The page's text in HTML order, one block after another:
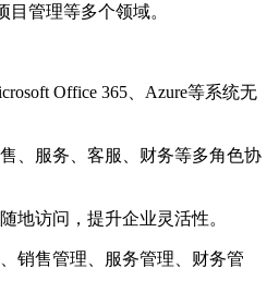
目管理等多个领域。
Office 365、Azure等系统无
、服务、客服、财务等多角色协
地访问，提升企业灵活性。
销售管理、服务管理、财务管